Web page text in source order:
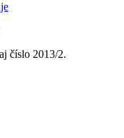
číslo 2013/2.